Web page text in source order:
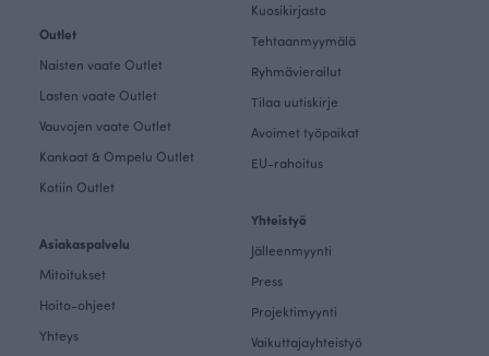
Outlet
Naisten vaate Outlet
Lasten vaate Outlet
Vauvojen vaate Outlet
Kankaat & Ompelu Outlet
Kotiin Outlet
Asiakaspalvelu
Mitoitukset
Hoito-ohjeet
Yhteys
Kuosikirjasto
Tehtaanmyymälä
Ryhmävierailut
Tilaa uutiskirje
Avoimet työpaikat
EU-rahoitus
Yhteistyö
Jälleenmyynti
Press
Projektimyynti
Vaikuttajayhteistyö